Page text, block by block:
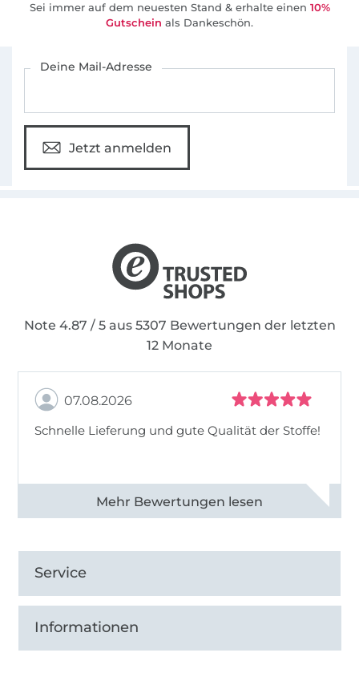
Sei immer auf dem neuesten Stand & erhalte einen 10%
Gutschein als Dankeschön.
Deine Mail-Adresse
Jetzt anmelden
Note 4.87 / 5 aus 5307 Bewertungen der letzten
12 Monate
07.08.2026
Schnelle Lieferung und gute Qualität der Stoffe!
Alle 82968 Bewertungen ansehen
Service
Informationen